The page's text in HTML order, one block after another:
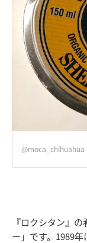
@moca_chihuahua
『ロクシタン』
ー」です。1989